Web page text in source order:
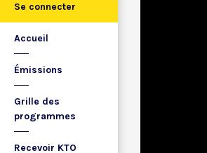
Se connecter
Accueil
Émissions
Grille des
programmes
Recevoir KTO